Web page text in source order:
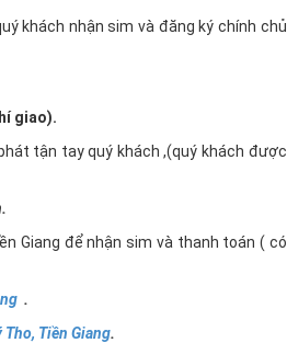
khách nhận sim và đăng ký chính chủ
giao).
tận tay quý khách ,(quý khách được
Giang để nhận sim và thanh toán ( có
.
Tho, Tiền Giang.